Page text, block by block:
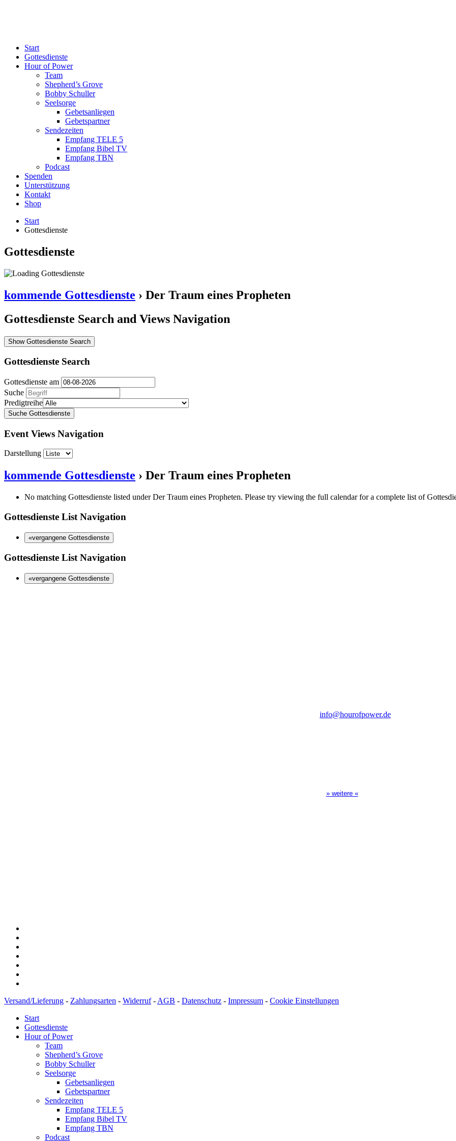
Start
Gottesdienste
Hour of Power
Team
Shepherd’s Grove
Bobby Schuller
Seelsorge
Gebetsanliegen
Gebetspartner
Sendezeiten
Empfang TELE 5
Empfang Bibel TV
Empfang TBN
Podcast
Spenden
Unterstützung
Kontakt
Shop
Start
Gottesdienste
Gottesdienste
kommende Gottesdienste › Der Traum eines Propheten
Gottesdienste Search and Views Navigation
Show Gottesdienste Search
Gottesdienste Search
Gottesdienste am
Suche
Predigtreihe
Event Views Navigation
Darstellung
kommende Gottesdienste › Der Traum eines Propheten
No matching Gottesdienste listed under Der Traum eines Propheten. Please try viewing the full calendar for a complete list of
Gottesdienste List Navigation
«vergangene Gottesdienste
Gottesdienste List Navigation
«vergangene Gottesdienste
info@hourofpower.de
» weitere «
Versand/Lieferung - Zahlungsarten - Widerruf- AGB - Datenschutz - Impressum - Cookie Einstellungen
Start
Gottesdienste
Hour of Power
Team
Shepherd’s Grove
Bobby Schuller
Seelsorge
Gebetsanliegen
Gebetspartner
Sendezeiten
Empfang TELE 5
Empfang Bibel TV
Empfang TBN
Podcast